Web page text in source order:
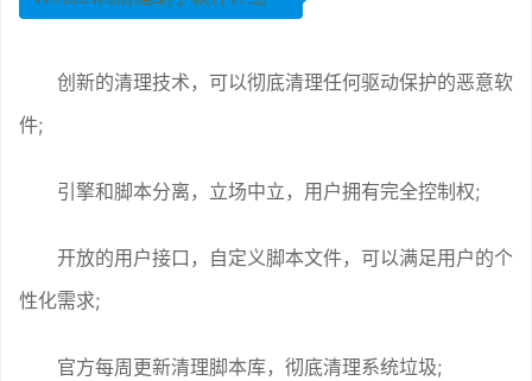
创新的清理技术，可以彻底清理任何驱动保护的恶意软
件;
引擎和脚本分离，立场中立，用户拥有完全控制权;
开放的用户接口，自定义脚本文件，可以满足用户的个
性化需求;
官方每周更新清理脚本库，彻底清理系统垃圾;